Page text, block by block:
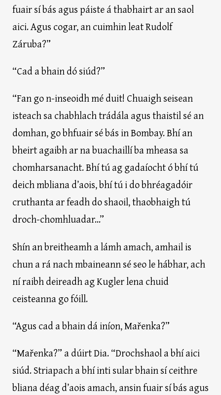
fuair sí bás agus páiste á thabhairt ar an saol
aici. Agus cogar, an cuimhin leat Rudolf
Záruba?”
“Cad a bhain dó siúd?”
“Fan go n-inseoidh mé duit! Chuaigh seisean
isteach sa chabhlach trádála agus thaistil sé an
domhan, go bhfuair sé bás in Bombay. Bhí an
bheirt agaibh ar na buachaillí ba mheasa sa
chomharsanacht. Bhí tú ag gadaíocht ó bhí tú
deich mbliana d’aois, bhí tú i do bhréagadóir
cruthanta ar feadh do shaoil, thaobhaigh tú
droch-chomhluadar...”
Shín an breitheamh a lámh amach, amhail is
chun a rá nach mbaineann sé seo le hábhar, ach
ní raibh deireadh ag Kugler lena chuid
ceisteanna go fóill.
“Agus cad a bhain dá iníon, Mařenka?”
“Mařenka?” a dúirt Dia. “Drochshaol a bhí aici
siúd. Striapach a bhí inti sular bhain sí ceithre
bliana déag d’aois amach, ansin fuair sí bás agus